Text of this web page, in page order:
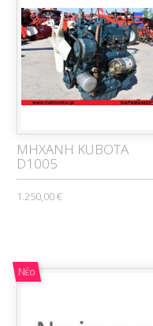
ΜΗΧΑΝΗ KUBOTA
D1005
1.250,00 €
Νέο